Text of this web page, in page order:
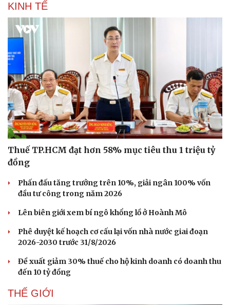
KINH TẾ
Thuế TP.HCM đạt hơn 58% mục tiêu thu 1 triệu tỷ
đồng
Phấn đấu tăng trưởng trên 10%, giải ngân 100% vốn
đầu tư công trong năm 2026
Lên biên giới xem bí ngô khổng lồ ở Hoành Mô
Phê duyệt kế hoạch cơ cấu lại vốn nhà nước giai đoạn
2026-2030 trước 31/8/2026
Đề xuất giảm 30% thuế cho hộ kinh doanh có doanh thu
đến 10 tỷ đồng
THẾ GIỚI